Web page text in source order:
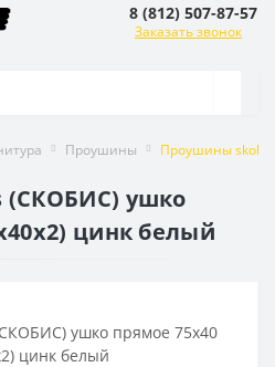
8 (812) 507-87-57
Заказать звонок
Проушины Проушины
(СКОБИС) ушко
цинк белый